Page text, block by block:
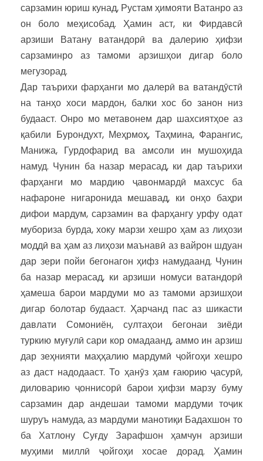
сарзамин юриш кунад, Рустам ҳимояти Ватанро аз
он боло меҳисобад. Ҳамин аст, ки Фирдавсӣ
арзиши Ватану ватандорӣ ва далерию ҳифзи
сарзаминро аз тамоми арзишҳои дигар боло
мегузорад.
Дар таърихи фарҳанги мо далерӣ ва ватандӯстӣ
на танҳо хоси мардон, балки хос бо занон низ
будааст. Онро мо метавонем дар шахсиятҳое аз
қабили Бурондухт, Меҳрмоҳ, Таҳмина, Фарангис,
Манижа, Гурдофарид ва амсоли ин мушоҳида
намуд. Чунин ба назар мерасад, ки дар таърихи
фарҳанги мо мардию ҷавонмардӣ махсус ба
нафароне нигаронида мешавад, ки онҳо баҳри
дифои мардум, сарзамин ва фарҳангу урфу одат
мубориза бурда, хоку марзи хешро ҳам аз лиҳози
моддӣ ва ҳам аз лиҳози маънавӣ аз вайрон шдуан
дар зери пойи бегонагон ҳифз намудаанд. Чунин
ба назар мерасад, ки арзиши номуси ватандорӣ
ҳамеша барои мардуми мо аз тамоми арзишҳои
дигар болотар будааст. Ҳарчанд пас аз шикасти
давлати Сомониён, султаҳои бегонаи зиёди
туркию муғулӣ сари кор омадаанд, аммо ин арзиш
дар зеҳнияти маҳҳалию мардумӣ ҷойгоҳи хешро
аз даст надодааст. То ҳанӯз ҳам ғаюрию ҷасурӣ,
диловарию ҷоннисорӣ барои ҳифзи марзу буму
сарзамин дар андешаи тамоми мардуми тоҷик
шуруъ намуда, аз мардуми манотиқи Бадахшон то
ба Хатлону Суғду Зарафшон ҳамчун арзиши
муҳими миллӣ ҷойгоҳи хосае дорад. Ҳамин